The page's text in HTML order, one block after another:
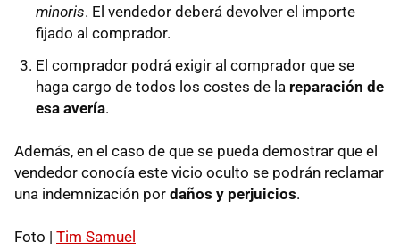
minoris. El vendedor deberá devolver el importe
fijado al comprador.
El comprador podrá exigir al comprador que se
haga cargo de todos los costes de la reparación de
esa avería.
Además, en el caso de que se pueda demostrar que el
vendedor conocía este vicio oculto se podrán reclamar
una indemnización por daños y perjuicios.
Foto | Tim Samuel